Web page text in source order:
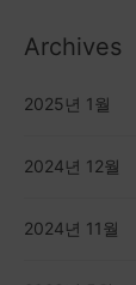
Archives
2025년 1월
2024년 12월
2024년 11월